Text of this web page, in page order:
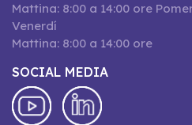
Mattina: 8:00 a 14:00 ore
Venerdí
Mattina: 8:00 a 14:00 ore
SOCIAL MEDIA